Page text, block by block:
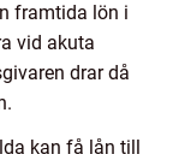
framtida lön i
vid akuta
drar då
kan få lån till